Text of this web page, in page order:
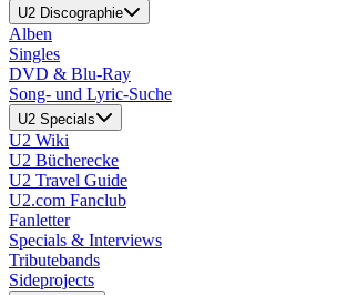
U2 Discographie
Alben
Singles
DVD & Blu-Ray
Song- und Lyric-Suche
U2 Specials
U2 Wiki
U2 Bücherecke
U2 Travel Guide
U2.com Fanclub
Fanletter
Specials & Interviews
Tributebands
Sideprojects